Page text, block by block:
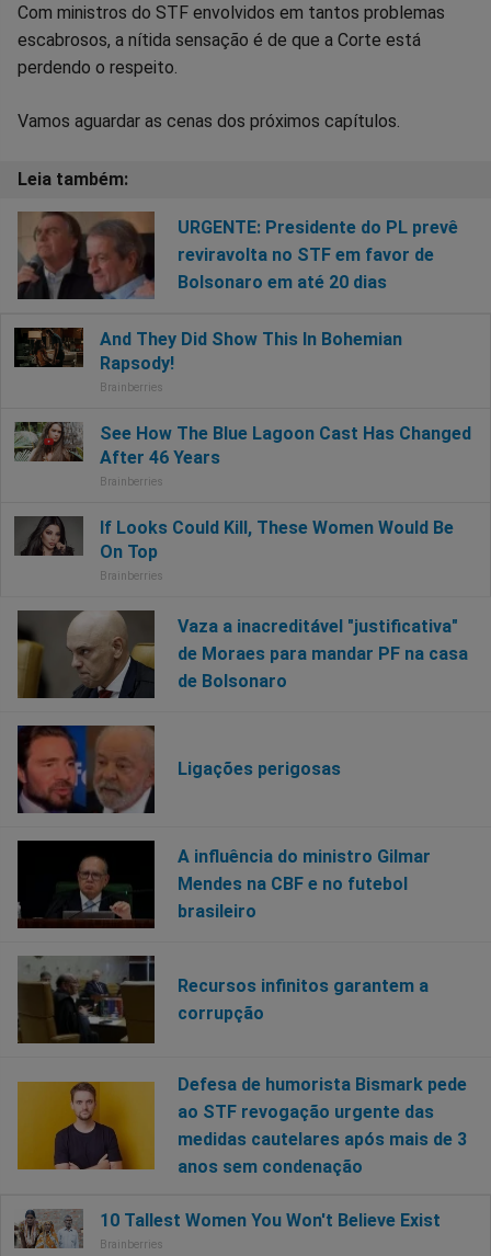
Com ministros do STF envolvidos em tantos problemas
escabrosos, a nítida sensação é de que a Corte está
perdendo o respeito.
Vamos aguardar as cenas dos próximos capítulos.
URGENTE: Presidente do PL prevê
reviravolta no STF em favor de
Bolsonaro em até 20 dias
Vaza a inacreditável "justificativa"
de Moraes para mandar PF na casa
de Bolsonaro
Ligações perigosas
A influência do ministro Gilmar
Mendes na CBF e no futebol
brasileiro
Recursos infinitos garantem a
corrupção
Defesa de humorista Bismark pede
ao STF revogação urgente das
medidas cautelares após mais de 3
anos sem condenação